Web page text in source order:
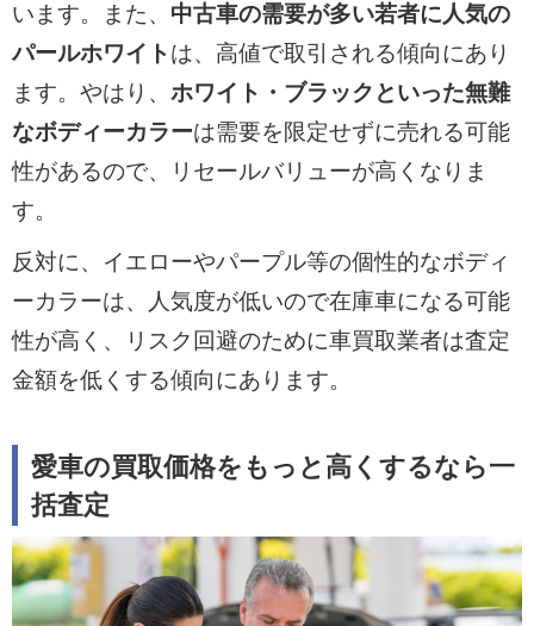
います。また、 中古車の需要が多い若者に人気の
パールホワイトは、高値で取引される傾向にあり
ます。やはり、 ホワイト・ブラックといった無難
なボディーカラーは需要を限定せずに売れる可能
性があるので、リセールバリューが高くなりま
す。
反対に、イエローやパープル等の個性的なボディ
ーカラーは、人気度が低いので在庫車になる可能
性が高く、リスク回避のために車買取業者は査定
金額を低くする傾向にあります。
愛車の買取価格をもっと高くするなら一
括査定